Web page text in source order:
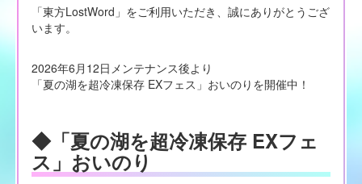
「東方LostWord」をご利用いただき、誠にありがとうござ
います。
2026年6月12日メンテナンス後より
「夏の湖を超冷凍保存 EXフェス」おいのりを開催中！
◆「夏の湖を超冷凍保存 EXフェ
ス」おいのり